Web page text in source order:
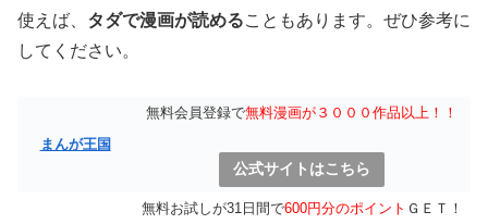
使えば、 タダで漫画が読めることもあります。ぜひ参考に
してください。
まんが王国
無料会員登録で無料漫画が３０００作品以上！！
公式サイトはこちら
無料お試しが31日間で600円分のポイント ＧＥＴ！